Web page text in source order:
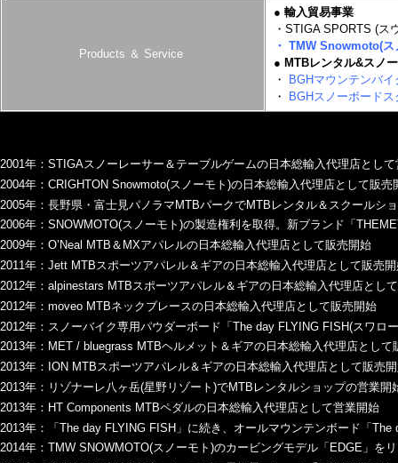
Products ＆ Service
● 輸入貿易事業
・STIGA SPORTS (ス
・ TMW Snowmoto(
● MTBレンタル&スノ
・
BGHマウンテンバ
・
BGHスノーボードス
2001年：STIGAスノーレーサー＆テーブルゲームの日本総輸入代理店とし
2004年：CRIGHTON Snowmoto(スノーモト)の日本総輸入代理店として販売
2005年：長野県・富士見パノラマMTBパークでMTBレンタル＆スクールシ
2006年：SNOWMOTO(スノーモト)の製造権利を取得。新ブランド「
2009年：O’Neal MTB＆MXアパレルの日本総輸入代理店として販売開始
2011年：Jett MTBスポーツアパレル＆ギアの日本総輸入代理店として販売
2012年：alpinestars MTBスポーツアパレル＆ギアの日本総輸入代理店とし
2012年：moveo MTBネックブレースの日本総輸入代理店として販売開始
2012年：スノーバイク専用パウダーボード「The day FLYING FISH(スワロ
2013年：MET / bluegrass MTBヘルメット＆ギアの日本総輸入代理店として
2013年：ION MTBスポーツアパレル＆ギアの日本総輸入代理店として販売
2013年：リゾナーレ八ヶ岳(星野リゾート)でMTBレンタルショップの営業開
2013年：HT Components MTBペダルの日本総輸入代理店として営業開始
2013年：「The day FLYING FISH」に続き、オールマウンテンボード「The
2014年：TMW SNOWMOTO(スノーモト)のカービングモデル「EDGE」を